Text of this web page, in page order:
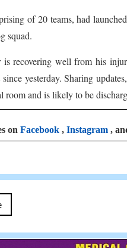
of 20 teams, had
squad.
recovering well from his
yesterday. Sharing
room and is likely to be
on Facebook , Instagram ,